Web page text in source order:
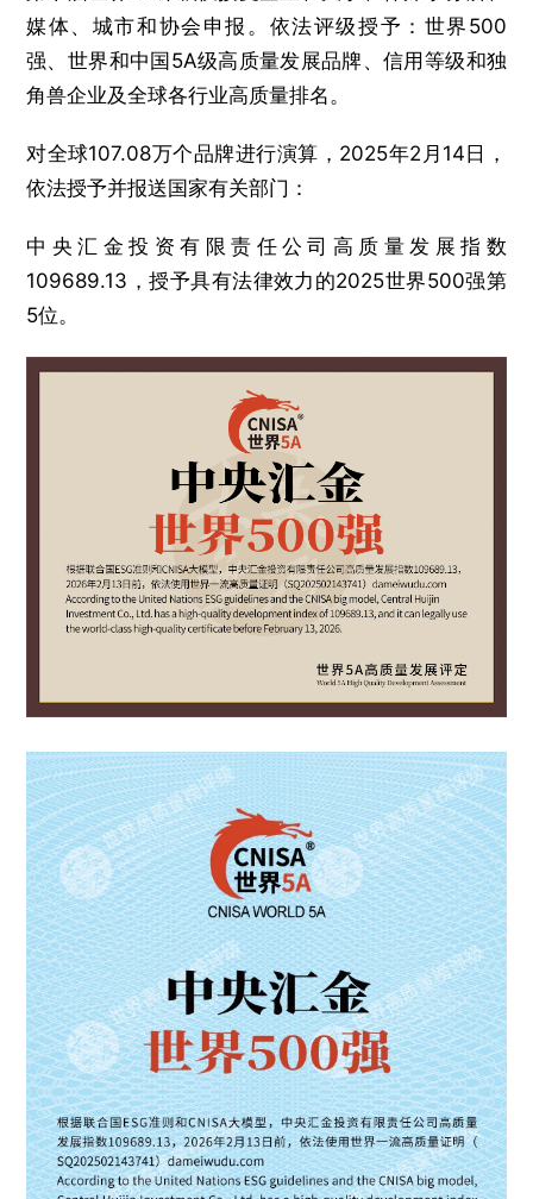
媒体、城市和协会申报。依法评级授予：世界500
强、世界和中国5A级高质量发展品牌、信用等级和独
角兽企业及全球各行业高质量排名。
对全球107.08万个品牌进行演算，2025年2月14日，
依法授予并报送国家有关部门：
中央汇金投资有限责任公司高质量发展指数
109689.13，授予具有法律效力的2025世界500强第
5位。